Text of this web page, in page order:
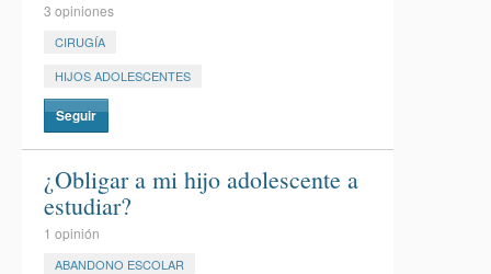
3 opiniones
CIRUGÍA
HIJOS ADOLESCENTES
Seguir
¿Obligar a mi hijo adolescente a
estudiar?
1 opinión
ABANDONO ESCOLAR